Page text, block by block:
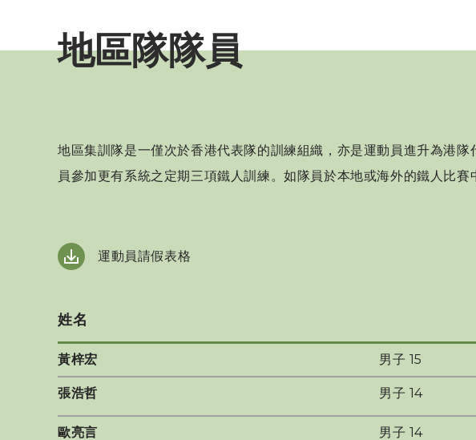
地區隊隊員
地區集訓隊是一僅次於香港代表隊的訓練組織，亦是運動員進升為港
員參加更有系統之定期三項鐵人訓練。如隊員於本地或海外的鐵人比
運動員請假表格
姓名
黃梓宏 男子 15
張浩哲 男子 14
歐亮言 男子 14